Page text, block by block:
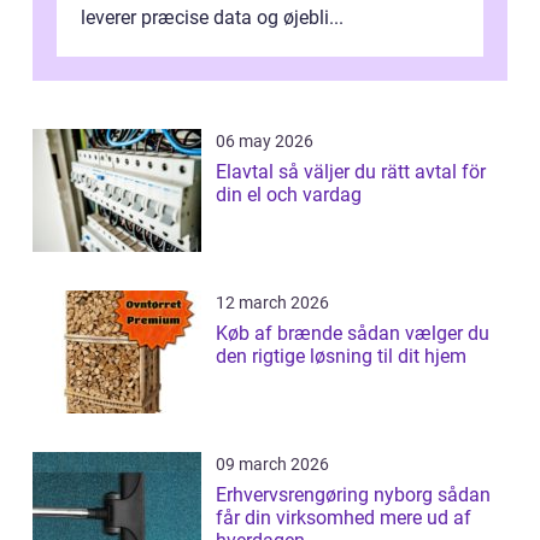
leverer præcise data og øjebli...
06 may 2026
Elavtal så väljer du rätt avtal för
din el och vardag
12 march 2026
Køb af brænde sådan vælger du
den rigtige løsning til dit hjem
09 march 2026
Erhvervsrengøring nyborg sådan
får din virksomhed mere ud af